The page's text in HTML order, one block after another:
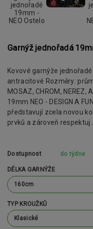
Garnýž jednořadá
Kovové garnýže
antracitové Rozměry:
MOSAZ, CHROM,
19mm NEO - DESIGN A
představují zcela novou
prvků a zároveň respektuj...
Dostupnost do týdne
DÉLKA GARNÝŽE
TYP KROUŽKŮ